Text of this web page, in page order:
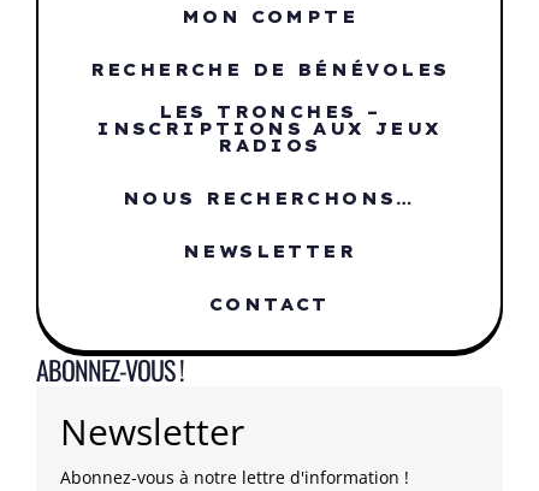
MON COMPTE
RECHERCHE DE BÉNÉVOLES
LES TRONCHES –
INSCRIPTIONS AUX JEUX
RADIOS
NOUS RECHERCHONS…
NEWSLETTER
CONTACT
ABONNEZ-VOUS !
Newsletter
Abonnez-vous à notre lettre d'information !